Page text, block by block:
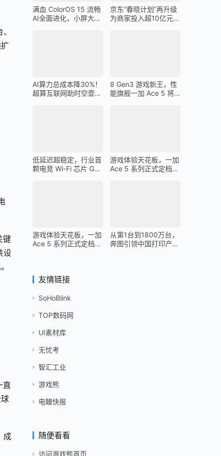
键
设
直
成
满血 ColorOS 15 流畅
AI全面进化，小屏大魔
京东“春晓计划”再升级
为商家投入超10亿元广
AI算力总成本降30%！
超算互联网助时空壶高
8 Gen3 游戏新王，性
能旗舰一加 Ace 5 将
低延迟超稳定，行业首
颗电竞 Wi-Fi 芯片 G1
游戏体验天花板，一加
Ace 5 系列正式定档
游戏体验天花板，一加
Ace 5 系列正式定档
从第1台到1800万台，
奔图引领中国打印产业
友情链接
SoHoBlink
TOP数码网
UI素材库
无忧考
智汇工业
游戏熊
电鳗快报
随便看看
访问游戏熊首页